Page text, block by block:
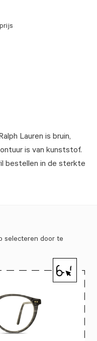
Lauren is bruin,
is van kunststof.
bestellen in de sterkte
selecteren door te